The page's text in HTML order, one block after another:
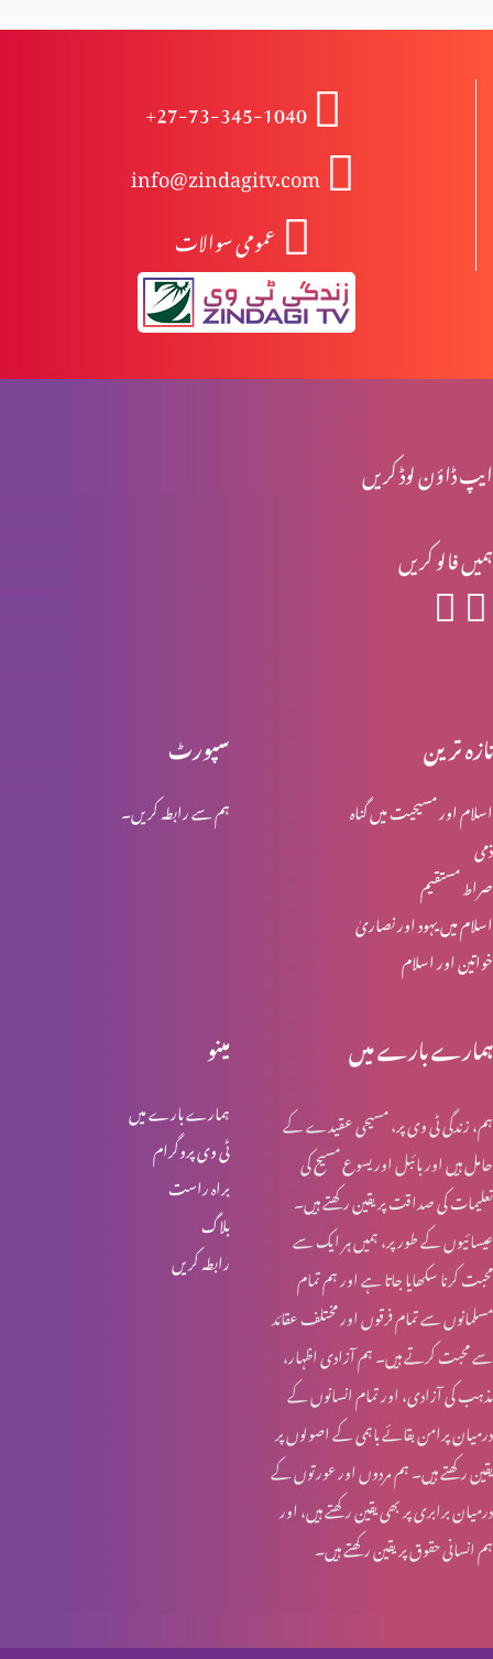
انبیاء و بزرگ – حزقی ایل (حصہ 2)
انبیا ءو بزرگ – حزقی ایل
انبیا ءو بزرگ – یرمیاہ (حصہ 2)
انبیا ء و بزرگ – ابراہام
انبیاء و بزرگ – حنوک اور نوح
انبیاء و بزرگ – آدم اور حنوک
آخری جنگ – کیا تیاری ہو رہی ہے؟
+27-73-345-1040
info@zindagitv.com
عمومی سوالات
ایپ ڈاؤن لوڈ کریں
ہمیں فالو کریں
سپورٹ
ہم سے رابطہ کریں۔
تازہ ترین
اسلام اور مسیحیت میں گناہ
ذمی
صراط مستقیم
اسلام میں یہود اور نصاریٰ
خواتین اور اسلام
مینو
ہمارے بارے میں
ٹی وی پروگرام
براہ راست
بلاگ
رابطہ کریں
ہمارے بارے میں
ہم، زندگی ٹی وی پر، مسیحی عقیدے کے
حامل ہیں اور بائبل اور یسوع مسیح کی
تعلیمات کی صداقت پر یقین رکھتے ہیں۔
عیسائیوں کے طور پر، ہمیں ہر ایک سے
محبت کرنا سکھایا جاتا ہے اور ہم تمام
مسلمانوں سے تمام فرقوں اور مختلف عقائد
سے محبت کرتے ہیں۔ ہم آزادی اظہار،
مذہب کی آزادی، اور تمام انسانوں کے
درمیان پرامن بقائے باہمی کے اصولوں پر
یقین رکھتے ہیں۔ ہم مردوں اور عورتوں کے
درمیان برابری پر بھی یقین رکھتے ہیں، اور
ہم انسانی حقوق پر یقین رکھتے ہیں۔